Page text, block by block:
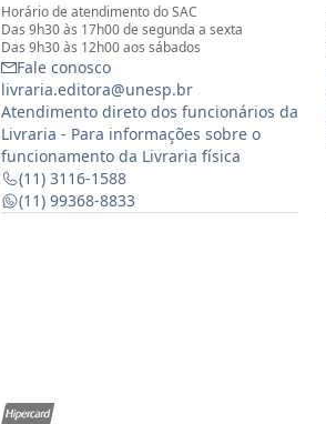
Horário de atendimento do SAC
Das 9h30 às 17h00 de segunda a sexta
Das 9h30 às 12h00 aos sábados
Fale conosco
livraria.editora@unesp.br
Atendimento direto dos funcionários da
Livraria - Para informações sobre o
funcionamento da Livraria física
(11) 3116-1588
(11) 99368-8833